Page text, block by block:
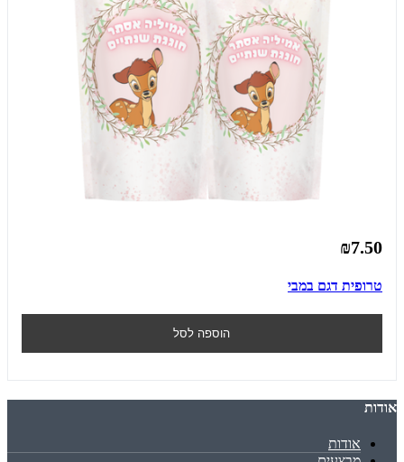
₪7.50
טרופית דגם במבי
הוספה לסל
אודות
אודות